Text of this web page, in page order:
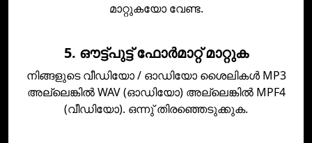
മാറ്റുകയോ വേണ്ട.
5. ഔട്ട്പുട്ട് ഫോര്‍മാറ്റ് മാറ്റുക
നിങ്ങളുടെ വീഡിയോ / ഓഡിയോ ശൈലികള്‍ MP3
അല്ലെങ്കില്‍ WAV (ഓഡിയോ) അല്ലെങ്കില്‍ MPF4
(വീഡിയോ). ഒന്നു് തിരഞ്ഞെടുക്കുക.